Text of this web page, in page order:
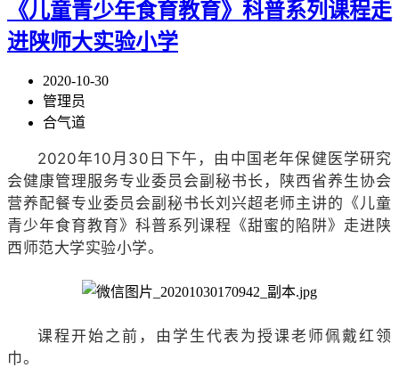
《儿童青少年食育教育》科普系列课程走
进陕师大实验小学
2020-10-30
管理员
合气道
2020年10月30日下午，由中国老年保健医学研究
会健康管理服务专业委员会副秘书长，陕西省养生协会
营养配餐专业委员会副秘书长刘兴超老师主讲的《儿童
青少年食育教育》科普系列课程《甜蜜的陷阱》走进陕
西师范大学实验小学。
课程开始之前，由学生代表为授课老师佩戴红领
巾。